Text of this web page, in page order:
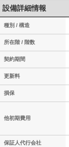
設備詳細情報
種別 / 構造
所在階 / 階数
契約期間
更新料
損保
他初期費用
保証人代行会社